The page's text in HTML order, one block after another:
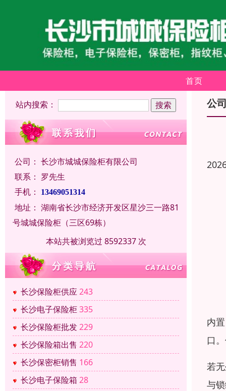
首页
站内搜索：
公司： 长沙市城城保险柜有限公司
联系： 罗先生
手机：
13469051314
地址： 湖南省长沙市经济开发区星沙三一路81
号城城保险柜（三区69栋）
本站共被浏览过 8592337 次
长沙保险柜供应243
长沙电子保险柜335
长沙保险柜批发229
长沙保险箱出售 220
长沙保密柜销售 166
长沙电子保险箱 28
公
内
口
若
与